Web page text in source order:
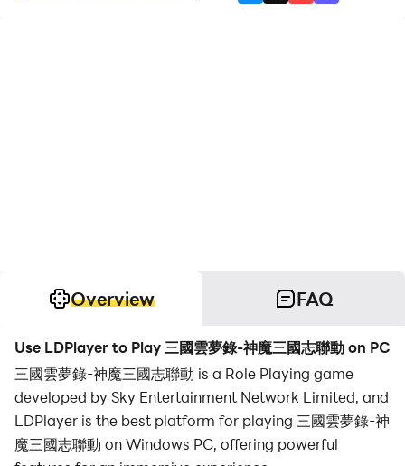
Overview FAQ
Use LDPlayer to Play 三國雲夢錄-神魔三國志聯動 on PC
三國雲夢錄-神魔三國志聯動 is a Role Playing game
developed by Sky Entertainment Network Limited, and
LDPlayer is the best platform for playing 三國雲夢錄-神
魔三國志聯動 on Windows PC, offering powerful